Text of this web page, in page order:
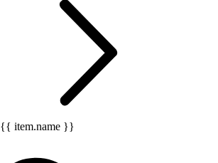
{{ item.name }}